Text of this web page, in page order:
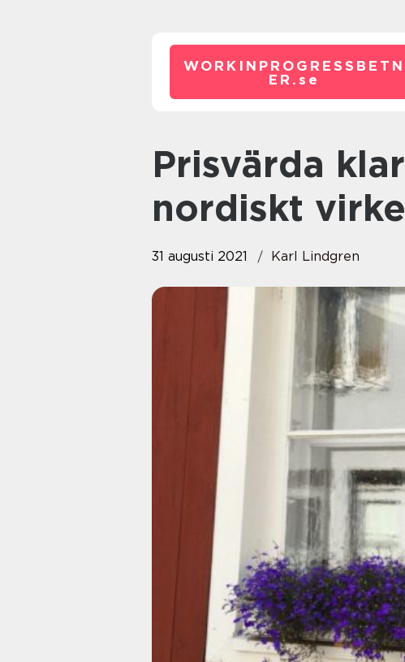
WORKINPROGRESSBETN
ER. se
Prisvärda klarfönster av
nordiskt virke
31 augusti 2021 Karl Lindgren